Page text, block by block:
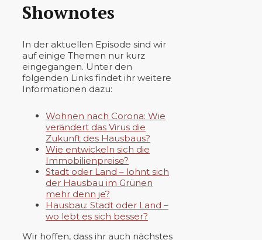
Shownotes
In der aktuellen Episode sind wir
auf einige Themen nur kurz
eingegangen. Unter den
folgenden Links findet ihr weitere
Informationen dazu:
Wohnen nach Corona: Wie
verändert das Virus die
Zukunft des Hausbaus?
Wie entwickeln sich die
Immobilienpreise?
Stadt oder Land – lohnt sich
der Hausbau im Grünen
mehr denn je?
Hausbau: Stadt oder Land –
wo lebt es sich besser?
Wir hoffen, dass ihr auch nächstes